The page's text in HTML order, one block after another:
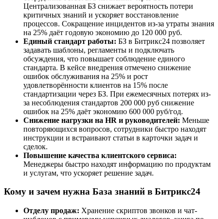
Централизованная БЗ снижает вероятность потери
критичных знаний и ускоряет восстановление
процессов. Сокращение инцидентов из-за утраты знания
на 25% даёт годовую экономию до 120 000 руб.
Единый стандарт работы: БЗ в Битрикс24 позволяет
задавать шаблоны, регламенты и подключать
обсуждения, что повышает соблюдение единого
стандарта. В кейсе внедрения отмечено снижение
ошибок обслуживания на 25% и рост
удовлетворённости клиентов на 15% после
стандартизации через БЗ. При ежемесячных потерях из-
за несоблюдения стандартов 200 000 руб снижение
ошибок на 25% даёт экономию 600 000 руб/год.
Снижение нагрузки на HR и руководителей: Меньше
повторяющихся вопросов, сотрудники быстро находят
инструкции и встраивают статьи в карточки задач и
сделок.
Повышение качества клиентского сервиса:
Менеджеры быстро находят информацию по продуктам
и услугам, что ускоряет решение задач.
Кому и зачем нужна База знаний в Битрикс24
Отделу продаж: Хранение скриптов звонков и чат-